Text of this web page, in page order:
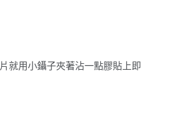
就用小鑷子夾著沾一點膠貼上即